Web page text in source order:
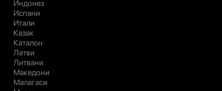
Индонез
Испани
Итали
Казак
Каталон
Латви
Литвани
Македони
Малагаси